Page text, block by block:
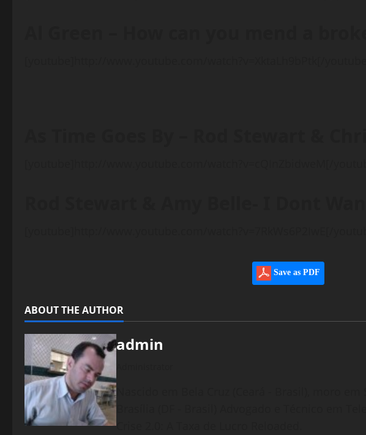
Save as PDF
ABOUT THE AUTHOR
admin